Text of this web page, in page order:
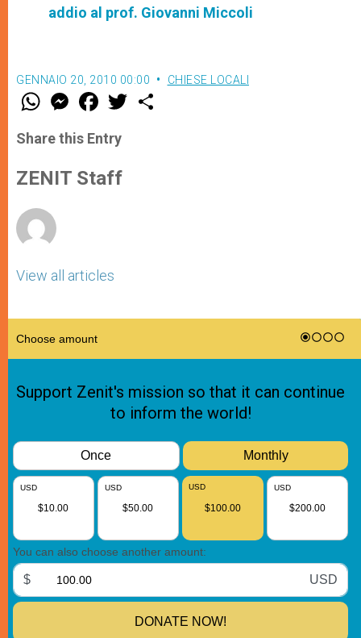
addio al prof. Giovanni Miccoli
GENNAIO 20, 2010 00:00 CHIESE LOCALI
W
t
s
p
p
M
e
s
e
g
e
F
a
e
b
o
k
w
Share this Entry
ZENIT Staff
View all articles